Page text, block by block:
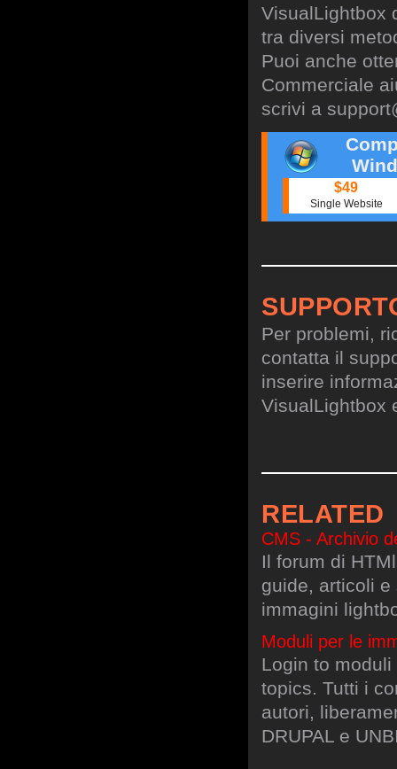
VisualLightbox
tra diversi
Puoi anche
Commerciale
scrivi a
$49
Single Website
Per problemi,
contatta il
inserire
VisualLightbox
RELATED
CMS - Archivio
Il forum di
guide, articoli e
immagini
Moduli per le
Login to
topics. Tutti i
autori,
DRUPAL e